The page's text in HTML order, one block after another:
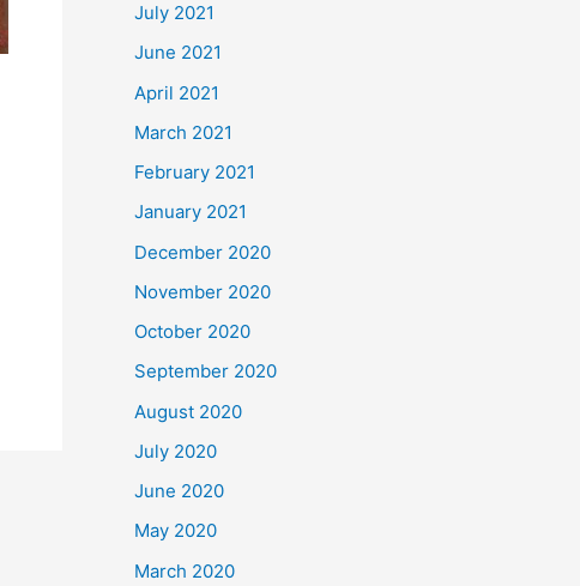
July 2021
June 2021
April 2021
March 2021
February 2021
January 2021
December 2020
November 2020
October 2020
September 2020
August 2020
July 2020
June 2020
May 2020
March 2020